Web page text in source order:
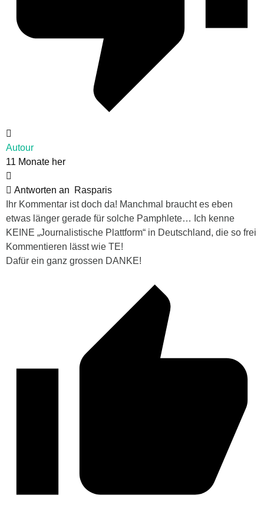
Autour
11 Monate her
Antworten an
Rasparis
Ihr Kommentar ist doch da! Manchmal braucht es eben
etwas länger gerade für solche Pamphlete… Ich kenne
KEINE „Journalistische Plattform“ in Deutschland, die so frei
Kommentieren lässt wie TE!
Dafür ein ganz grossen DANKE!